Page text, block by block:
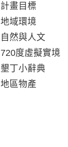
計畫目標
地域環境
自然與人文
720度虛擬實境
墾丁小辭典
地區物產